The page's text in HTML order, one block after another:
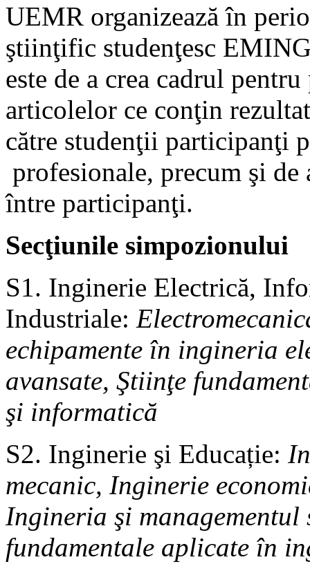
UEMR organizează în
ştiinţific studenţesc
este de a crea cadrul
articolelor ce conţin
către studenţii participanţi
profesionale, precum şi
între participanţi.
Secţiunile simpozionului
S1. Inginerie Electrică,
Industriale:
echipamente în ingineria
avansate, Ştiinţe
şi informatică
S2. Inginerie şi Educație:
mecanic, Inginerie
Ingineria şi
fundamentale aplicate în